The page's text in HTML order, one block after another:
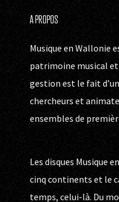
A PROPOS
Musique en Wallonie
patrimoine musical et
gestion est le fait
chercheurs et
ensembles de
Les disques Musique
cinq continents et le
temps, celui-là. Du